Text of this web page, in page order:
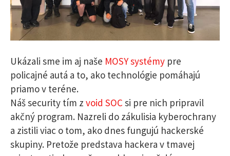
Ukázali sme im aj naše MOSY systémy pre
policajné autá a to, ako technológie pomáhajú
priamo v teréne.
Náš security tím z void SOC si pre nich pripravil
akčný program. Nazreli do zákulisia kyberochrany
a zistili viac o tom, ako dnes fungujú hackerské
skupiny. Pretože predstava hackera v tmavej